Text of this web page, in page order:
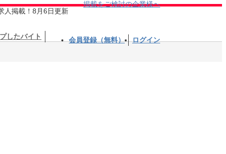
人掲載！8月6日更新
掲載をご検討の企業様へ
したバイト 会員登録（無料） ログイン